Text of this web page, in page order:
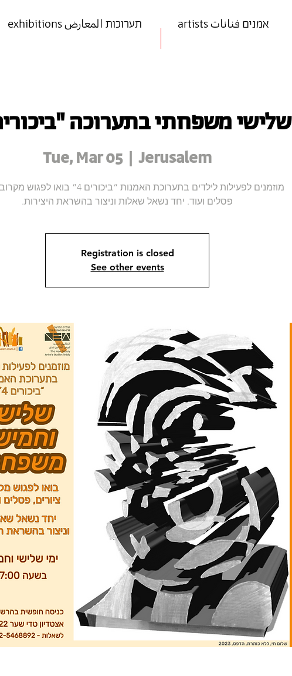
exhibitions תערוכות المعارض artists אמנים فنانات
שלישי משפחתי בתערוכה "ביכורים
Tue, Mar 05
  |
Jerusalem
מוזמנים לפעילות לילדים בתערוכת האמנות “ביכורים 4”
פסלים ועוד. יחד נשאל שאלות וניצור בהשראת היצירות.
Registration is closed
See other events